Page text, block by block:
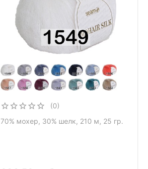
(0)
70% мохер, 30% шелк, 210 м, 25 гр.